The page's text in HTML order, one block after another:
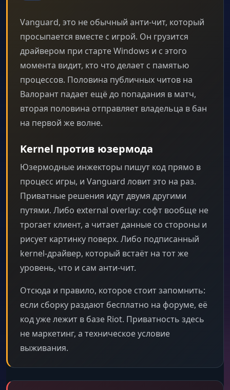
Vanguard, это не обычный анти-чит, который
просыпается вместе с игрой. Он грузится
драйвером при старте Windows и с этого
момента видит, кто что делает с памятью
процессов. Половина публичных читов на
Валорант падает ещё до попадания в матч,
вторая половина отправляет владельца в бан
на первой же волне.
Kernel против юзермода
Юзермодные инжекторы пишут код прямо в
процесс игры, и Vanguard ловит это на раз.
Приватные решения идут двумя другими
путями. Либо external overlay: софт вообще не
трогает клиент, а читает данные со стороны и
рисует картинку поверх. Либо подписанный
kernel-драйвер, который встаёт на тот же
уровень, что и сам анти-чит.
Отсюда и правило, которое стоит запомнить:
если сборку раздают бесплатно на форуме, её
код уже лежит в базе Riot. Приватность здесь
не маркетинг, а техническое условие
выживания.